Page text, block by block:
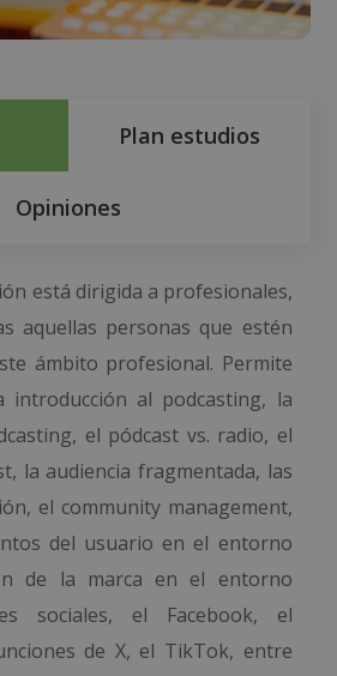
Plan estudios
Opiniones
está dirigida a profesionales,
aquellas personas que estén
ámbito profesional. Permite
introducción al podcasting, la
el pódcast vs. radio, el
la audiencia fragmentada, las
el community management,
del usuario en el entorno
de la marca en el entorno
sociales, el Facebook, el
de X, el TikTok, entre